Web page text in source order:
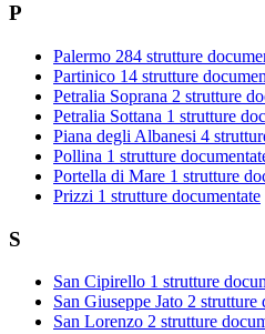
P
Palermo 284 strutture
Partinico 14 strutture
Petralia Soprana 2 strutture
Petralia Sottana 1 strutture
Piana degli Albanesi 4
Pollina 1 strutture
Portella di Mare 1 strutture
Prizzi 1 strutture documentate
S
San Cipirello 1 strutture
San Giuseppe Jato 2 strutture
San Lorenzo 2 strutture